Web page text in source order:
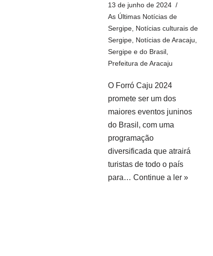
13 de junho de 2024
As Últimas Notícias de
Sergipe Notícias culturais de
Sergipe Notícias de Aracaju,
Sergipe e do Brasil
Prefeitura de Aracaju
O Forró Caju 2024
promete ser um dos
maiores eventos juninos
do Brasil, com uma
programação
diversificada que atrairá
turistas de todo o país
para… Continue a ler »